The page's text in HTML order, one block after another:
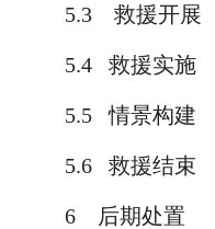
5.3 救援开展
5.4 救援实施
5.5 情景构建
5.6 救援结束
6 后期处置